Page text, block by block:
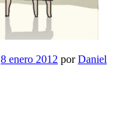
8 enero 2012 porDaniel